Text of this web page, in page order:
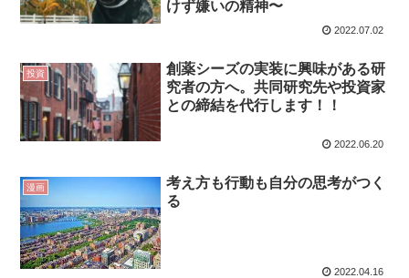
けず嫌いの精神〜
2022.07.02
投資
創薬シーズの実装に興味がある研
究者の方へ。共同研究先や投資家
との締結を代行します！！
2022.06.20
漫画
考え方も行動も自分の思考がつく
る
2022.04.16